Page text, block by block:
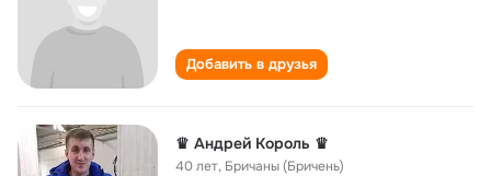
Добавить в друзья
♛ Андрей Король ♛
40 лет, Бричаны (Бричень)